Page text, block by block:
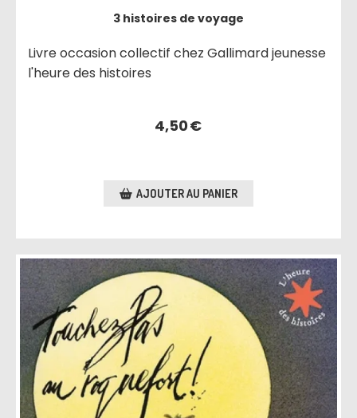
3 histoires de voyage
Livre occasion collectif chez Gallimard jeunesse
l'heure des histoires
4,50€
AJOUTER AU PANIER